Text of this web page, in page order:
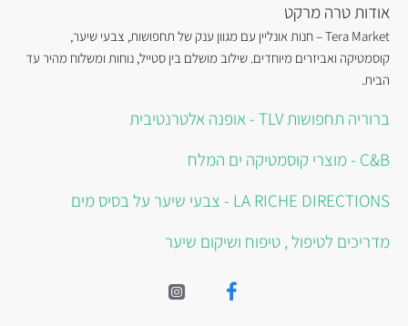
אודות טרה מרקט
Tera Market – חנות אונליין עם מגוון ענק של תחפושות, צבעי שיער,
קוסמטיקה ואביזרים מיוחדים. שילוב מושלם בין סטייל, נוחות ומשלוח מהיר עד
הבית.
ברוריה תחפושות TLV - אופנה אלטרנטיבית
C&B - מוצרי קוסמטיקה ים המלח
LA RICHE DIRECTIONS - צבעי שיער על בסיס מים
מדריכים לטיפול , טיפוח ושיקום שיער